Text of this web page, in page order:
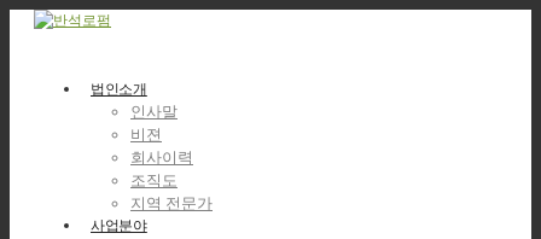
법인소개
인사말
비젼
회사이력
조직도
지역 전문가
사업분야